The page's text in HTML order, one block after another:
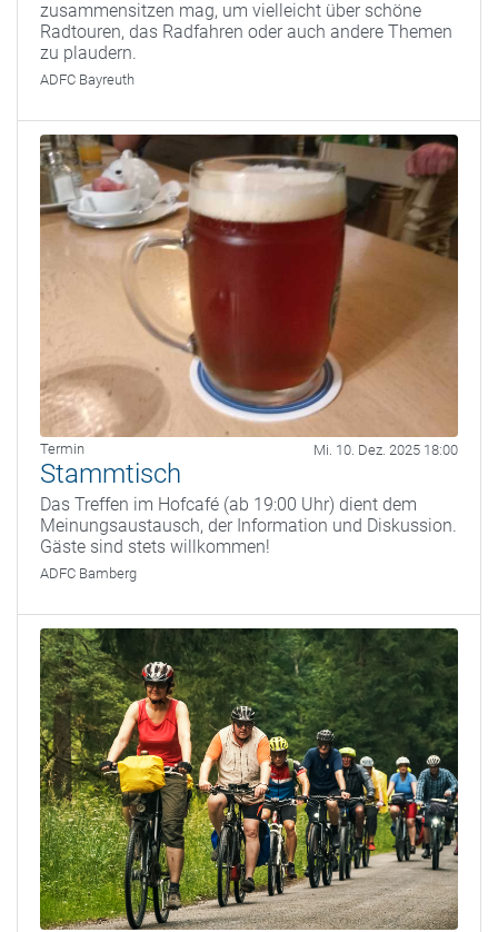
zusammensitzen mag, um vielleicht über schöne
Radtouren, das Radfahren oder auch andere Themen
zu plaudern.
ADFC Bayreuth
Termin Mi. 10. Dez. 2025 18:00
Stammtisch
Das Treffen im Hofcafé (ab 19:00 Uhr) dient dem
Meinungsaustausch, der Information und Diskussion.
Gäste sind stets willkommen!
ADFC Bamberg